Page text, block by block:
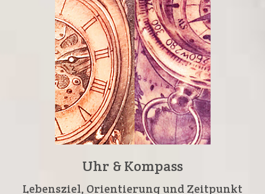
Uhr & Kompass
Lebensziel, Orientierung und Zeitpunkt